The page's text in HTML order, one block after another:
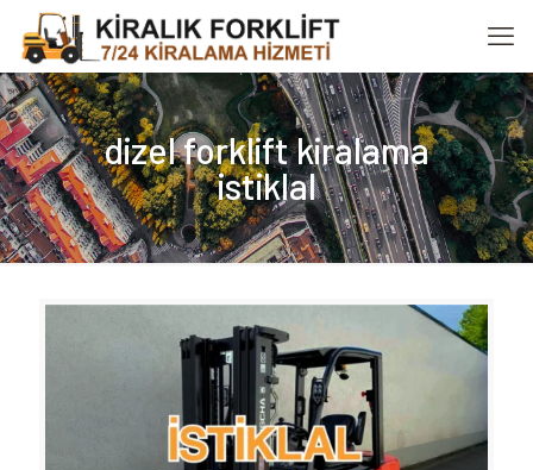
dizel forklift kiralama
istiklal